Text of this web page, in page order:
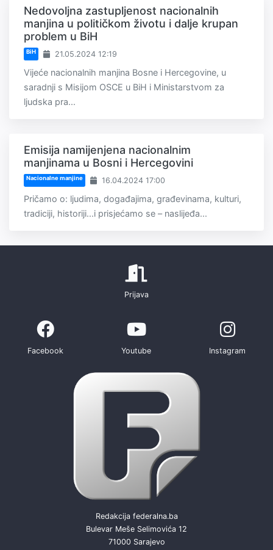
Nedovoljna zastupljenost nacionalnih
manjina u političkom životu i dalje krupan
problem u BiH
BiH 21.05.2024 12:19
Vijeće nacionalnih manjina Bosne i Hercegovine, u
saradnji s Misijom OSCE u BiH i Ministarstvom za
ljudska pra...
Emisija namijenjena nacionalnim
manjinama u Bosni i Hercegovini
Nacionalne manjine 16.04.2024 17:00
Pričamo o: ljudima, događajima, građevinama, kulturi,
tradiciji, historiji...i prisjećamo se – naslijeđa...
Prijava
Facebook Youtube Instagram
Redakcija federalna.ba
Bulevar Meše Selimovića 12
71000 Sarajevo